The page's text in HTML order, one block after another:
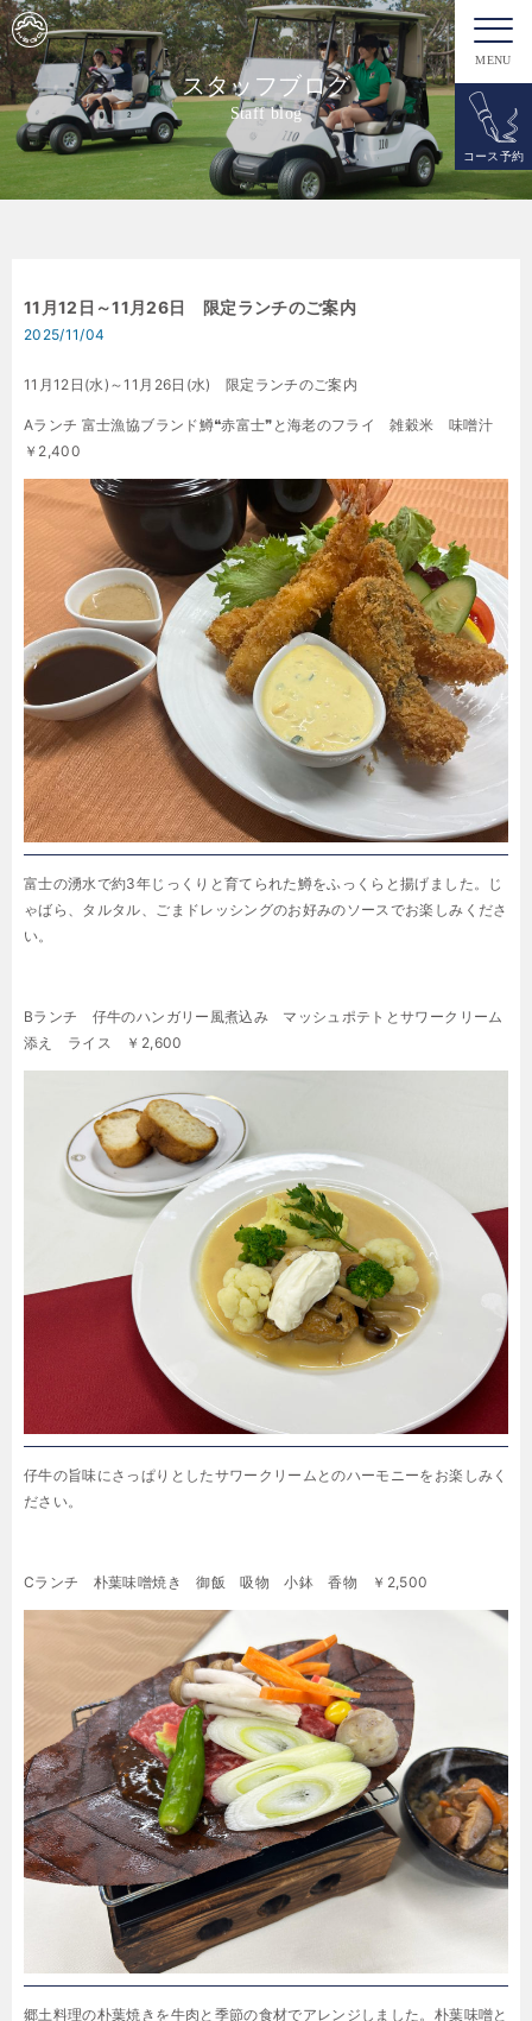
MENU
コース予約
スタッフブログ
Staff blog
11月12日～11月26日 限定ランチのご案内
2025/11/04
11月12日(水)～11月26日(水) 限定ランチのご案内
Aランチ 富士漁協ブランド鱒❝赤富士❞と海老のフライ 雑穀米 味噌汁
￥2,400
富士の湧水で約3年じっくりと育てられた鱒をふっくらと揚げました。じ
ゃばら、タルタル、ごまドレッシングのお好みのソースでお楽しみくださ
い。
Bランチ 仔牛のハンガリー風煮込み マッシュポテトとサワークリーム
添え ライス ￥2,600
仔牛の旨味にさっぱりとしたサワークリームとのハーモニーをお楽しみく
ださい。
Cランチ 朴葉味噌焼き 御飯 吸物 小鉢 香物 ￥2,500
郷土料理の朴葉焼きを牛肉と季節の食材でアレンジしました。朴葉味噌と